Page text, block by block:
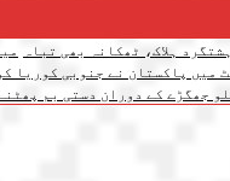
نے جنوبی کوریا کو 4-3 سے شکست دے دی، سیریز اپنے نام
کے دوران دستی بم پھٹنے سے 3 افراد جاں بحق، 3